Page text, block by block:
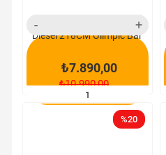
Diesel 218CM Olimpic Bar
₺7.890,00
₺10.990,00
SEPETE EKLE
%20